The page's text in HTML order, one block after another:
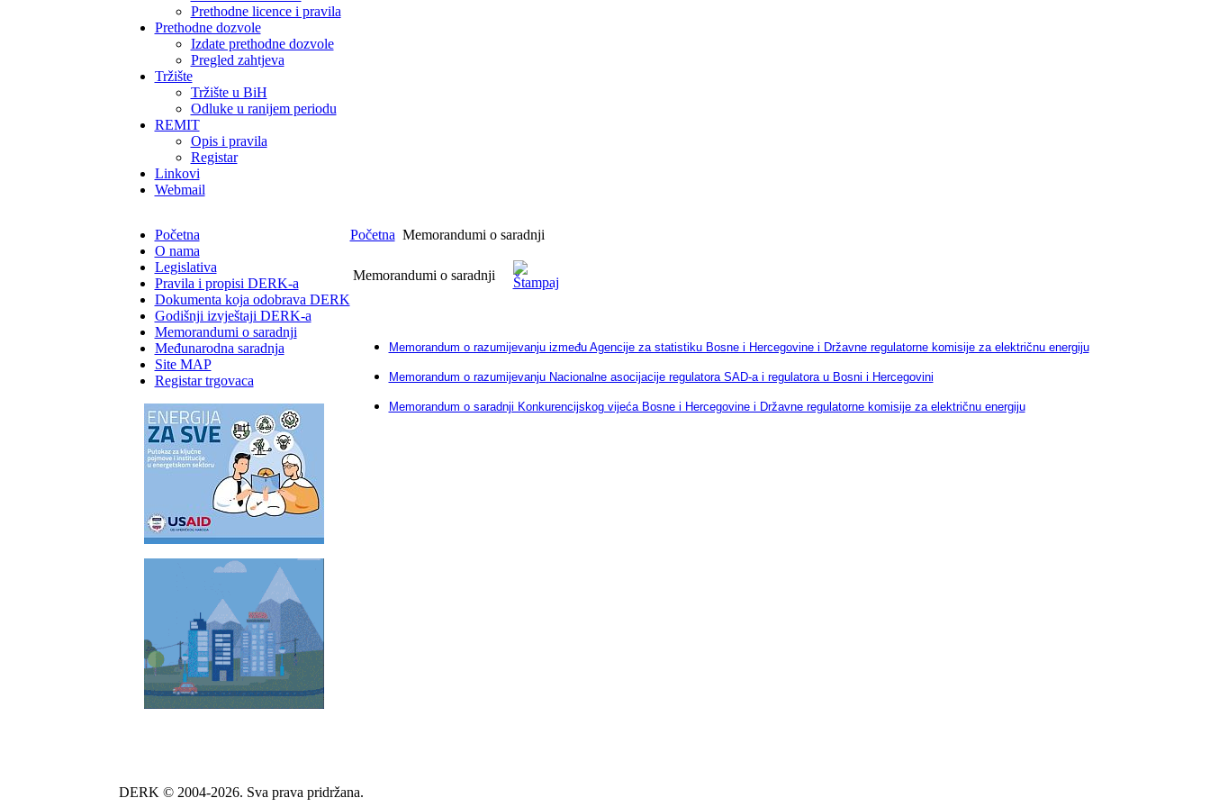
Prethodne licence i pravila
Prethodne dozvole
Izdate prethodne dozvole
Pregled zahtjeva
Tržište
Tržište u BiH
Odluke u ranijem periodu
REMIT
Opis i pravila
Registar
Linkovi
Webmail
Početna
O nama
Legislativa
Pravila i propisi DERK-a
Dokumenta koja odobrava DERK
Godišnji izvještaji DERK-a
Memorandumi o saradnji
Međunarodna saradnja
Site MAP
Registar trgovaca
Početna Memorandumi o saradnji
Memorandumi o saradnji
Memorandum o razumijevanju između Agencije za statistiku Bosne i Hercegovine i Državne regulatorne komisije za električnu energiju
Memorandum o razumijevanju Nacionalne asocijacije regulatora SAD-a i regulatora u Bosni i Hercegovini
Memorandum o saradnji Konkurencijskog vijeća Bosne i Hercegovine i Državne regulatorne komisije za električnu energiju
DERK © 2004-2026. Sva prava pridržana.